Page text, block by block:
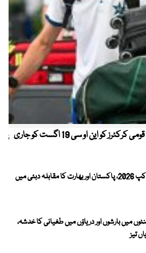
کیریبین پریمیئر لیگ ، قومی کرکٹرز کو این او سی 19 اگست کو جاری
ویمنز ایشیا کپ 2026، پاکستان اور بھارت کا مقابلہ دبئی میں
48 گھنٹوں میں بارشوں اور دریاؤں میں طغیانی کا خدشہ،
تیز